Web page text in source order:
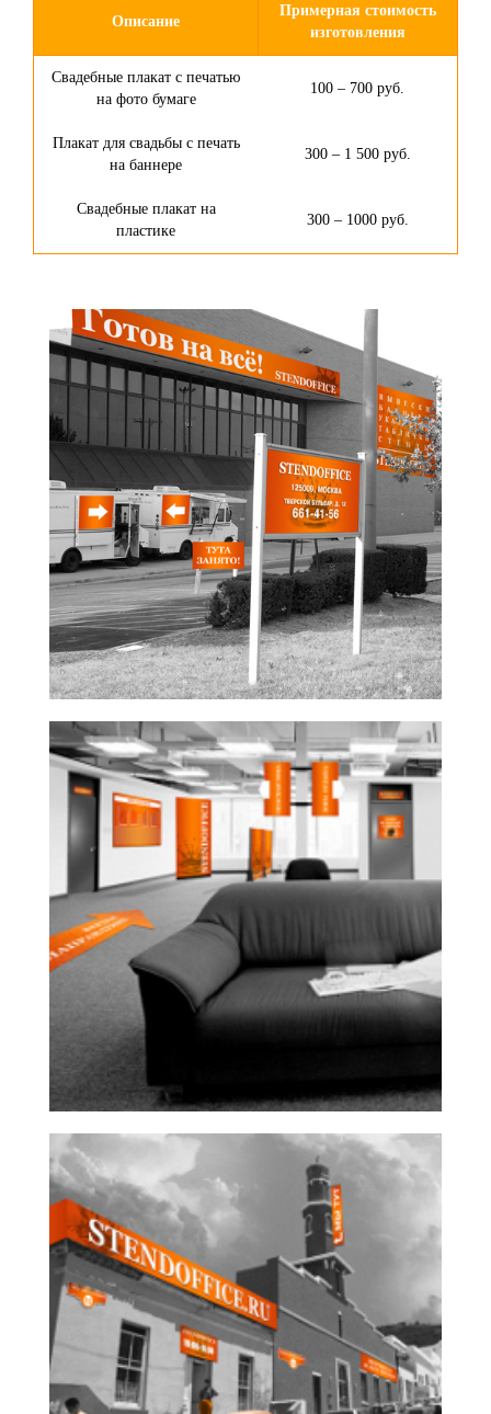
Описание
Примерная стоимость
изготовления
Свадебные плакат с печатью
на фото бумаге
100 – 700 руб.
Плакат для свадьбы с печать
на баннере
300 – 1 500 руб.
Свадебные плакат на
пластике
300 – 1000 руб.